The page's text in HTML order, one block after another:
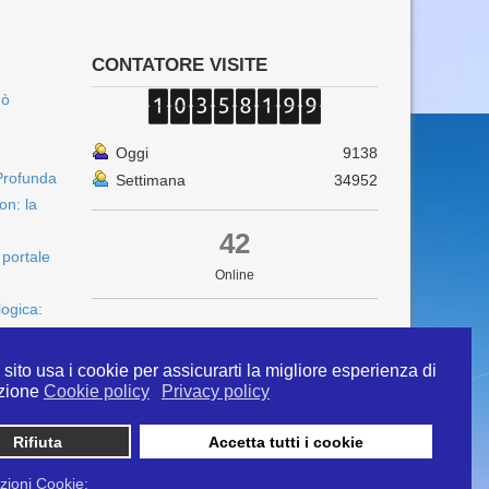
sito usa i cookie per assicurarti la migliore esperienza di
Cookie policy Privacy policy
Rifiuta Accetta tutti i cookie
Cookie:
la
CONTATORE VISITE
Oggi
9138
Settimana
34952
42
Online
info@ipertermiaitalia.it tel. 331/9584817 . Il